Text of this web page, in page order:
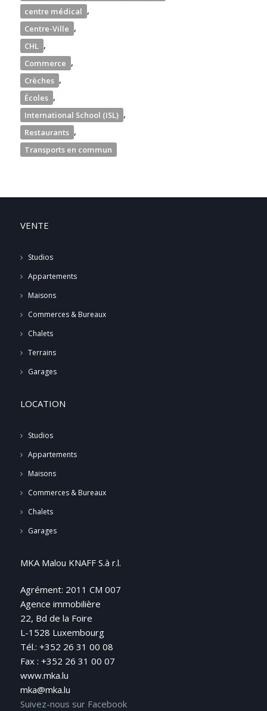
centre médical ,
Centre-Ville ,
CHL ,
Commerce ,
Crèches ,
Écoles ,
International School (ISL) ,
Restaurants ,
Transports en commun
VENTE
Studios
Appartements
Maisons
Commerces & Bureaux
Chalets
Terrains
Garages
LOCATION
Studios
Appartements
Maisons
Commerces & Bureaux
Chalets
Garages
MKA Malou KNAFF S.à r.l.
Agrément: 2011 CM 007
Agence immobilière
22, Bd de la Foire
L-1528 Luxembourg
Tél.: +352 26 31 00 08
Fax : +352 26 31 00 07
www.mka.lu
mka@mka.lu
Suivez-nous sur Facebook